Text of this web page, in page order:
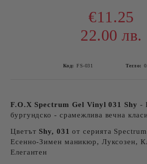
€11.25
22.00 лв.
Код: FS-031 Тегло:
F.O.X Spectrum Gel Vinyl 031 Shy -
бургундско - срамежлива вечна
Цветът Shy, 031 от серията
Есенно-Зимен маникюр, Луксозен,
Елегантен